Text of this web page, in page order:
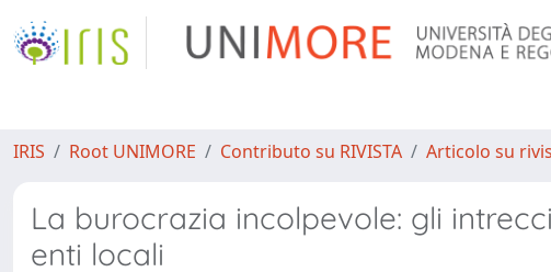
IRIS Root UNIMORE Contributo su RIVISTA Articolo su
La burocrazia incolpevole: gli
enti locali